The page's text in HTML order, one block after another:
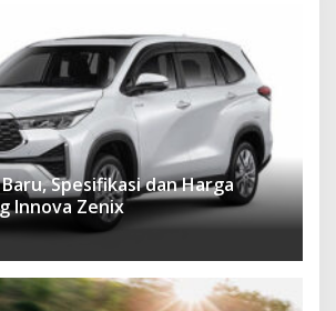
Spesifikasi dan Harga
Innova Zenix